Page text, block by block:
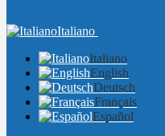
Italiano
Italiano
English
Deutsch
Français
Español